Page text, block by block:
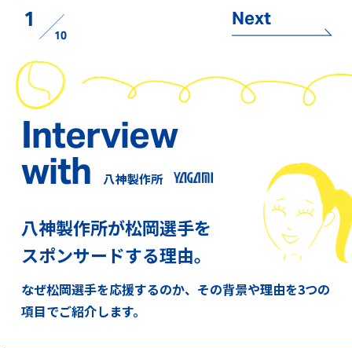
Next
1
10
Interview
with 八神製作所
八神製作所が松岡選手を
スポンサードする理由。
なぜ松岡選手を応援するのか、その背景や理由を3つの
項目でご紹介します。